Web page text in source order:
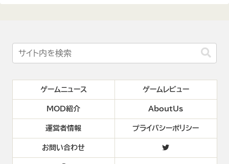
ゲームニュース ゲームレビュー
MOD紹介 AboutUs
運営者情報 プライバシーポリシー
お問い合わせ